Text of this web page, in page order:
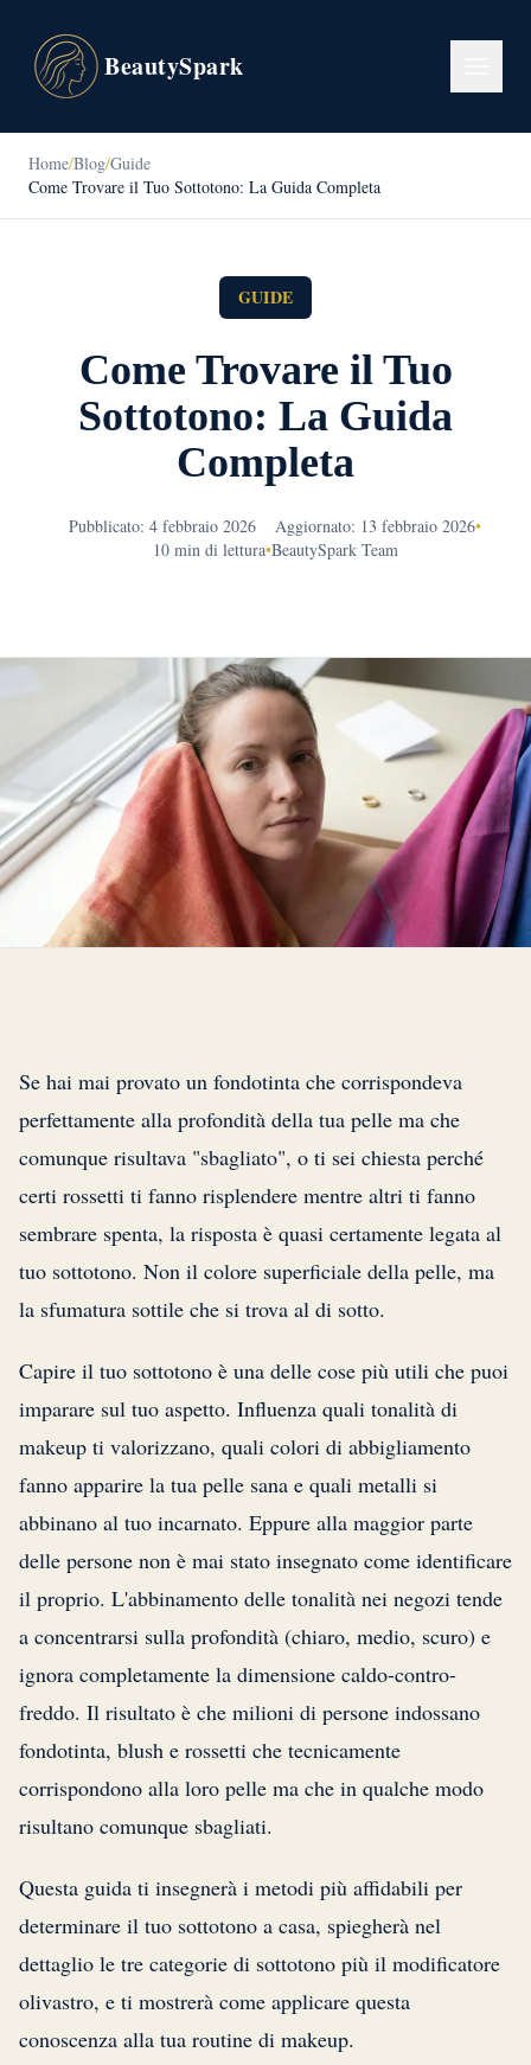
BeautySpark
Home/Blog/Guide
Come Trovare il Tuo Sottotono: La Guida Completa
GUIDE
Come Trovare il Tuo
Sottotono: La Guida
Completa
Pubblicato: 4 febbraio 2026 Aggiornato: 13 febbraio 2026•
10 min di lettura•BeautySpark Team
Se hai mai provato un fondotinta che corrispondeva
perfettamente alla profondità della tua pelle ma che
comunque risultava "sbagliato", o ti sei chiesta perché
certi rossetti ti fanno risplendere mentre altri ti fanno
sembrare spenta, la risposta è quasi certamente legata al
tuo sottotono. Non il colore superficiale della pelle, ma
la sfumatura sottile che si trova al di sotto.
Capire il tuo sottotono è una delle cose più utili che puoi
imparare sul tuo aspetto. Influenza quali tonalità di
makeup ti valorizzano, quali colori di abbigliamento
fanno apparire la tua pelle sana e quali metalli si
abbinano al tuo incarnato. Eppure alla maggior parte
delle persone non è mai stato insegnato come identificare
il proprio. L'abbinamento delle tonalità nei negozi tende
a concentrarsi sulla profondità (chiaro, medio, scuro) e
ignora completamente la dimensione caldo-contro-
freddo. Il risultato è che milioni di persone indossano
fondotinta, blush e rossetti che tecnicamente
corrispondono alla loro pelle ma che in qualche modo
risultano comunque sbagliati.
Questa guida ti insegnerà i metodi più affidabili per
determinare il tuo sottotono a casa, spiegherà nel
dettaglio le tre categorie di sottotono più il modificatore
olivastro, e ti mostrerà come applicare questa
conoscenza alla tua routine di makeup.